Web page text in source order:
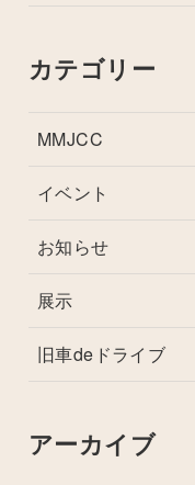
カテゴリー
MMJCC
イベント
お知らせ
展示
旧車deドライブ
アーカイブ